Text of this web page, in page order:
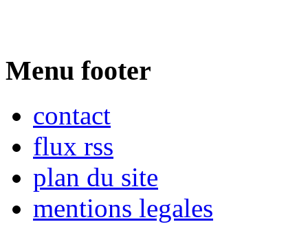
Menu footer
contact
flux rss
plan du site
mentions legales